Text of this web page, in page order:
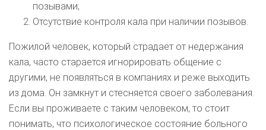
позывами;
Отсутствие контроля кала при наличии позывов.
Пожилой человек, который страдает от недержания
кала, часто старается игнорировать общение с
другими, не появляться в компаниях и реже выходить
из дома. Он замкнут и стесняется своего заболевания.
Если вы проживаете с таким человеком, то стоит
понимать, что психологическое состояние больного